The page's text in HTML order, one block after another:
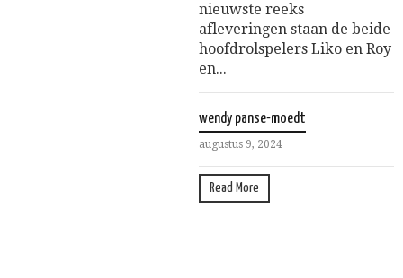
nieuwste reeks
afleveringen staan de beide
hoofdrolspelers Liko en Roy
en...
wendy panse-moedt
augustus 9, 2024
Read More